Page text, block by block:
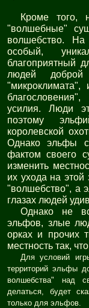
Кроме того,
"волшебные"
волшебство. На
особый,
благоприятный
людей
"микроклимата",
усилия. Люди
поэтому
королевской
Однако эльфы
фактом своего
изменить
их ухода на этой
"волшебство", а
глазах людей
Однако не
эльфов, злые
орках и прочих
местность так,
Для условий
территорий эльфы
волшебства" над
делаться, будет
только для эльфов.